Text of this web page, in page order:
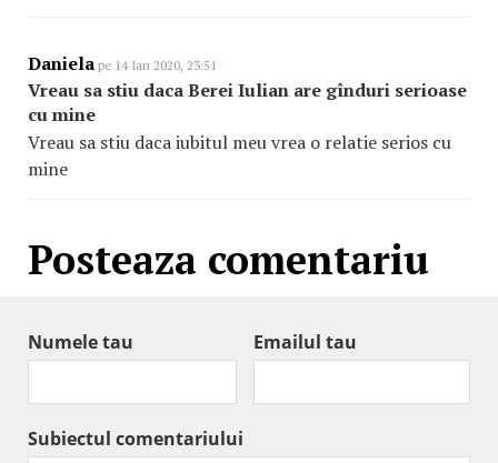
Daniela pe 14 Ian 2020, 23:51
Vreau sa stiu daca Berei Iulian are gînduri serioase
cu mine
Vreau sa stiu daca iubitul meu vrea o relatie serios cu
mine
Posteaza comentariu
Numele tau Emailul tau
Subiectul comentariului